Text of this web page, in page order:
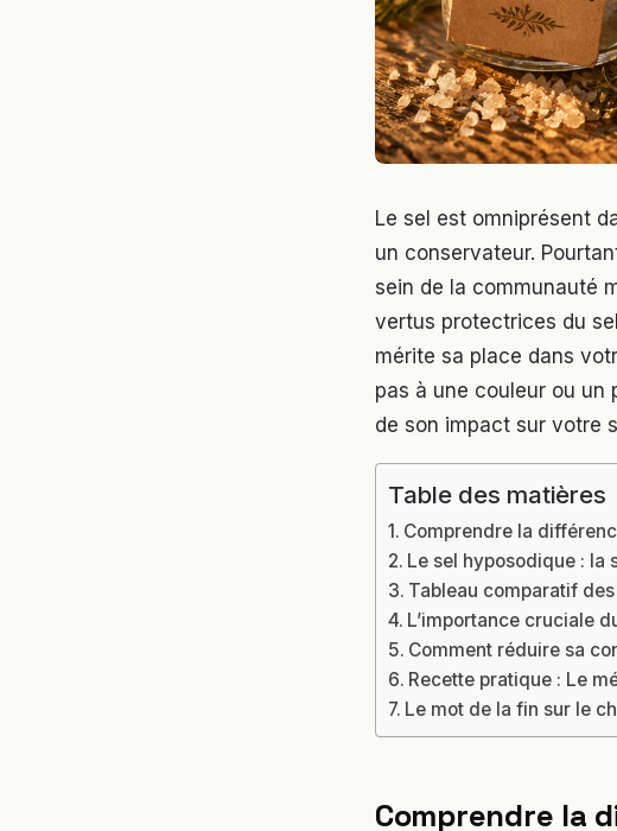
Le sel est omniprésent
un conservateur.
sein de la communauté
vertus protectrices du
mérite sa place dans
pas à une couleur ou un
de son impact sur votre
Table des matières
Comprendre la
Le sel hyposodique : la
Tableau comparatif
L’importance cruciale
Comment réduire sa
Recette pratique : Le
Le mot de la fin sur le
Comprendre la